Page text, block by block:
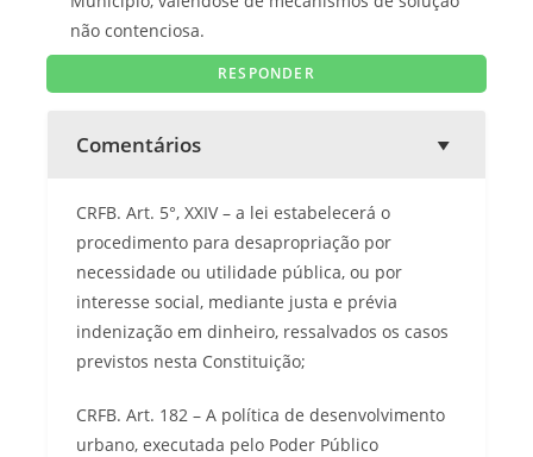
não contenciosa.
Comentários
CRFB. Art. 5°, XXIV – a lei estabelecerá o
procedimento para desapropriação por
necessidade ou utilidade pública, ou por
interesse social, mediante justa e prévia
indenização em dinheiro, ressalvados os casos
previstos nesta Constituição;
CRFB. Art. 182 – A política de desenvolvimento
urbano, executada pelo Poder Público